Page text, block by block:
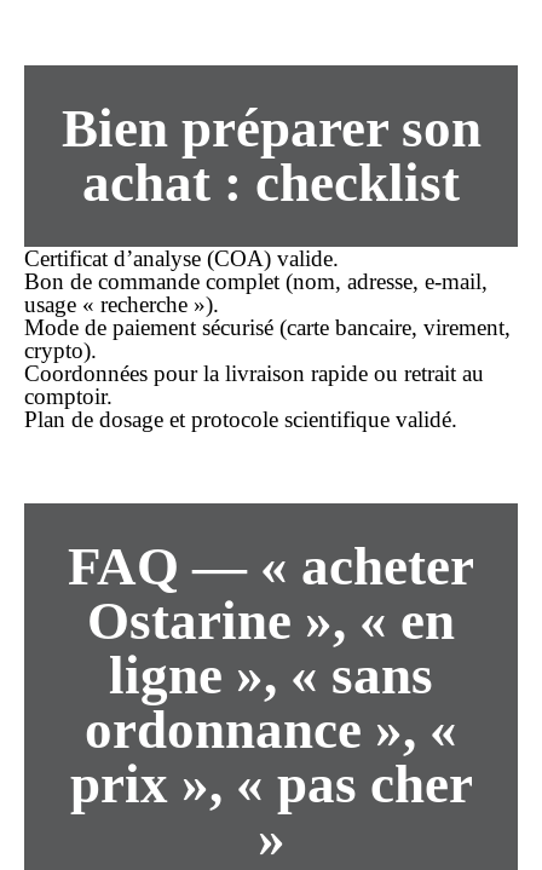
Bien préparer son
achat : checklist
Certificat d’analyse (COA) valide.
Bon de commande complet (nom, adresse, e-mail,
usage « recherche »).
Mode de paiement sécurisé (carte bancaire, virement,
crypto).
Coordonnées pour la livraison rapide ou retrait au
comptoir.
Plan de dosage et protocole scientifique validé.
FAQ — « acheter
Ostarine », « en
ligne », « sans
ordonnance », «
prix », « pas cher
»